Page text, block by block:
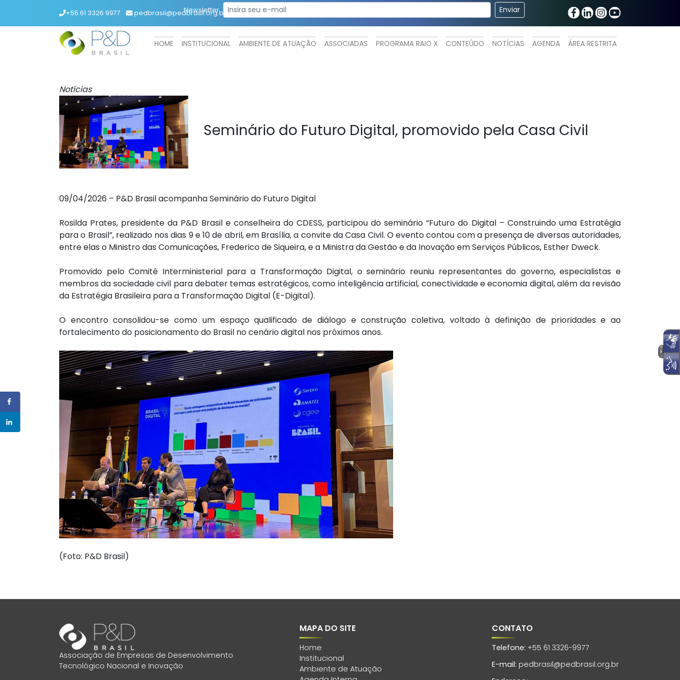
+55 61 3326 9977 pedbrasil@pedbrasil.org.br
Newsletter
HOME INSTITUCIONAL AMBIENTE DE ATUAÇÃO ASSOCIADAS PROGRAMA RAIO X CONTEÚDO NOTÍCIAS AGENDA ÁREA RESTRITA
Notícias
Seminário do Futuro Digital, promovido pela Casa Civil
09/04/2026 – P&D Brasil acompanha Seminário do Futuro Digital
Rosilda Prates, presidente da P&D Brasil e conselheira do CDESS, participou do seminário “Futuro do Digital – Construindo uma Estratégia
para o Brasil”, realizado nos dias 9 e 10 de abril, em Brasília, a convite da Casa Civil. O evento contou com a presença de diversas autoridades,
entre elas o Ministro das Comunicações, Frederico de Siqueira, e a Ministra da Gestão e da Inovação em Serviços Públicos, Esther Dweck.
Promovido pelo Comitê Interministerial para a Transformação Digital, o seminário reuniu representantes do governo, especialistas e
membros da sociedade civil para debater temas estratégicos, como inteligência artificial, conectividade e economia digital, além da revisão
da Estratégia Brasileira para a Transformação Digital (E-Digital).
O encontro consolidou-se como um espaço qualificado de diálogo e construção coletiva, voltado à definição de prioridades e ao
fortalecimento do posicionamento do Brasil no cenário digital nos próximos anos.
(Foto: P&D Brasil)
Associação de Empresas de Desenvolvimento
Tecnológico Nacional e Inovação
MAPA DO SITE
Home
Institucional
Ambiente de Atuação
CONTATO
Telefone: +55 61 3326-9977
E-mail: pedbrasil@pedbrasil.org.br